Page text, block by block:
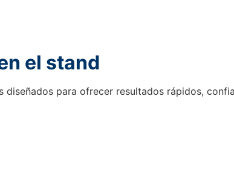
el stand
para ofrecer resultados rápidos,